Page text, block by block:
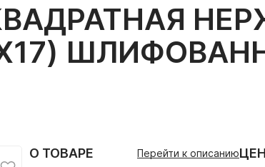
О ТОВАРЕ Перейти к описанию